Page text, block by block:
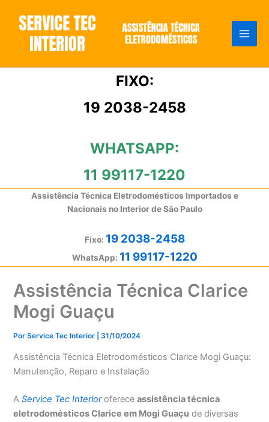
conteúdo
FIXO:
19 2038-2458
WHATSAPP:
11 99117-1220
Assistência Técnica Eletrodomésticos Importados e
Nacionais no Interior de São Paulo
Fixo: 19 2038-2458
WhatsApp: 11 99117-1220
Assistência Técnica Clarice
Mogi Guaçu
PorService Tec Interior |31/10/2024
Assistência Técnica Eletrodomésticos Clarice Mogi Guaçu:
Manutenção, Reparo e Instalação
AService Tec Interiorofereceassistência técnica
eletrodomésticos Clarice em Mogi Guaçu de diversas